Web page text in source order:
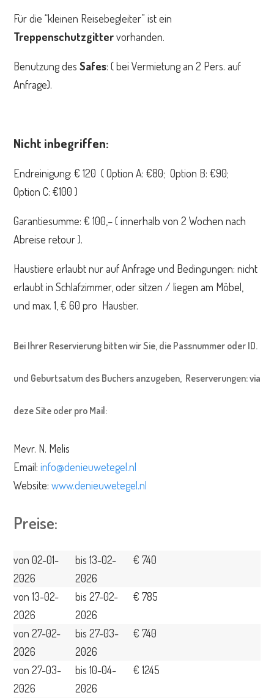
Für die “kleinen Reisebegleiter” ist ein
Treppenschutzgittervorhanden.
Benutzung des Safes: ( bei Vermietung an 2 Pers. auf
Anfrage).
Nicht inbegriffen:
Endreinigung: € 120 ( Option A: €80; Option B: €90;
Option C: €100 )
Garantiesumme: € 100,– ( innerhalb von 2 Wochen nach
Abreise retour ).
Haustiere erlaubt nur auf Anfrage und Bedingungen: nicht
erlaubt in Schlafzimmer, oder sitzen / liegen am Möbel,
und max. 1, € 60 pro Haustier.
Bei Ihrer Reservierung bitten wir Sie, die Passnummer oder ID.
und Geburtsatum des Buchers anzugeben, Reserverungen: via
deze Site oder pro Mail:
Mevr. N. Melis
Email: info@denieuwetegel.nl
Website: www.denieuwetegel.nl
Preise:
von 02-01-
2026
bis 13-02-
2026
€ 740
von 13-02-
2026
bis 27-02-
2026
€ 785
von 27-02-
2026
bis 27-03-
2026
€ 740
von 27-03-
2026
bis 10-04-
2026
€ 1245